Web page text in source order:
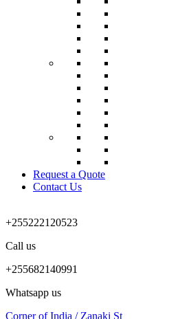
Request a Quote
Contact Us
+255222120523
Call us
+255682140991
Whatsapp us
Corner of India / Zanaki St